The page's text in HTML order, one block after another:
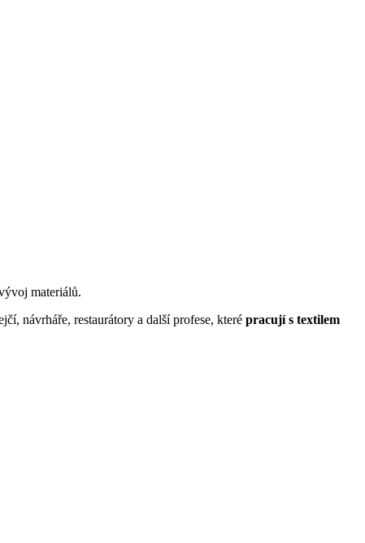
materiálů.
návrháře, restaurátory a další profese, které pracují s textilem